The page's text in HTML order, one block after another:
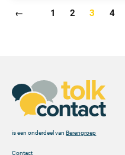
← 1 2 3 4
is een onderdeel vanBerengroep
Contact